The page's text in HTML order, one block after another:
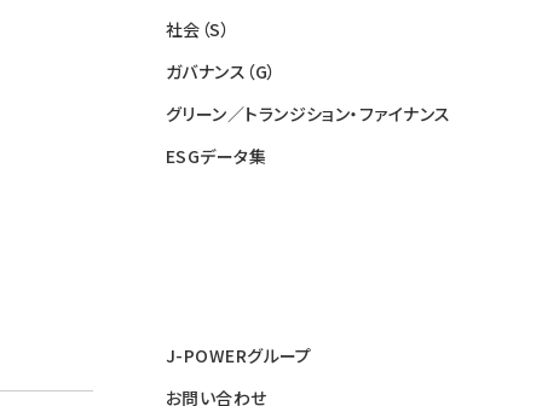
社会（S）
ガバナンス（G）
グリーン／トランジション・ファイナンス
ESGデータ集
J-POWERグループ
お問い合わせ